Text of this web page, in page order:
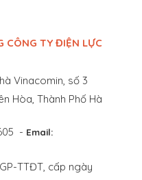
CÔNG TY ĐIỆN LỰC
Vinacomin, số 3
Hòa, Thành Phố Hà
- Email:
TTĐT, cấp ngày